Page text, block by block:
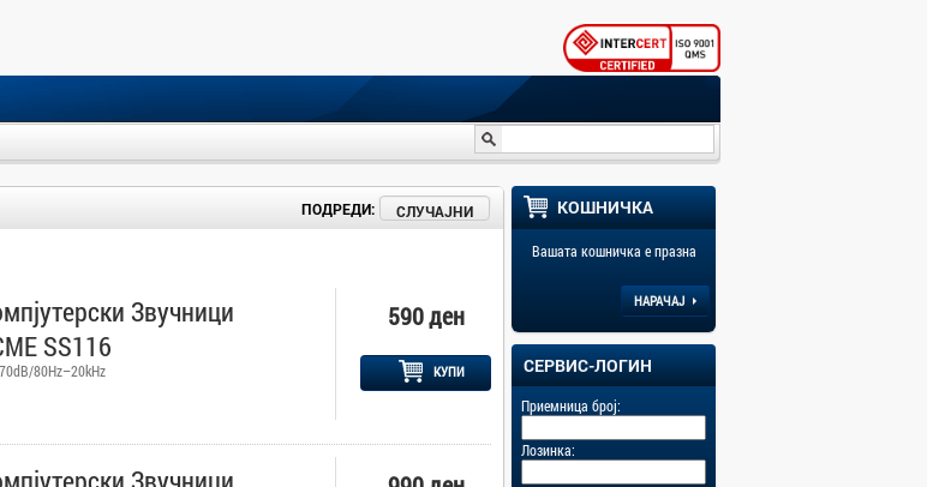
ПОДРЕДИ: СЛУЧАЈНИ
Звучници
SS116
80Hz–20kHz
590 ден
КУПИ
КОШНИЧКА
Вашата кошничка е празна
НАРАЧАЈ
СЕРВИС-ЛОГИН
Приемница број:
Лозинка: